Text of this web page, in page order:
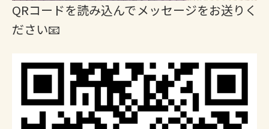
QRコードを読み込んでメッセージをお送りく
ださい📧